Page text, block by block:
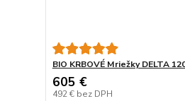
BIO KRBOVÉ Mriežky DELTA
605 €
492 € bez DPH